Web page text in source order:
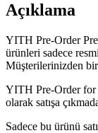
Açıklama
YITH Pre-Order
ürünleri sadece
Müşterilerinizden bir
YITH Pre-Order for
olarak satışa
Sadece bu ürünü